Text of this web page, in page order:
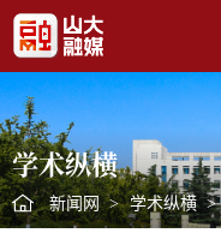
学术纵横
新闻网 > 学术纵横 >